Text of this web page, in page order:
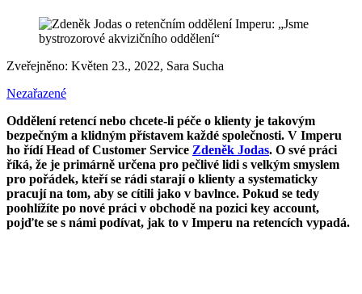
Zveřejněno: Květen 23., 2022, Sara Sucha
Nezařazené
Oddělení retencí nebo chcete-li péče o klienty je takovým
bezpečným a klidným přístavem každé společnosti. V Imperu
ho řídí Head of Customer Service Zdeněk Jodas. O své práci
říká, že je primárně určena pro pečlivé lidi s velkým smyslem
pro pořádek, kteří se rádi starají o klienty a systematicky
pracují na tom, aby se cítili jako v bavlnce. Pokud se tedy
poohlížíte po nové práci v obchodě na pozici key account,
pojďte se s námi podívat, jak to v Imperu na retencích vypadá.